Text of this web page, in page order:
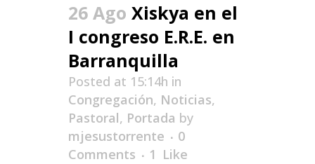
26 Ago Xiskya en el
I congreso E.R.E. en
Barranquilla
Posted at 15:14h in
Congregación, Noticias,
Pastoral, Portada by
mjesustorrente
0
Comments
1 Like